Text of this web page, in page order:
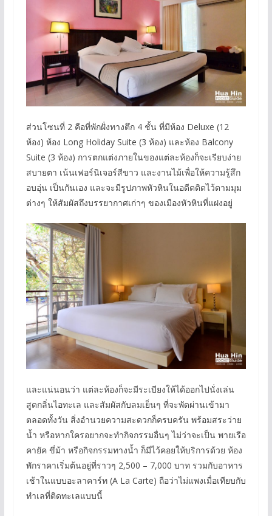
ส่วนโซนที่ 2 คือที่พักฝั่งทางตึก 4 ชั้น ที่มีห้อง Deluxe (12
ห้อง) ห้อง Long Holiday Suite (3 ห้อง) และห้อง Balcony
Suite (3 ห้อง) การตกแต่งภายในของแต่ละห้องก็จะเรียบง่าย
สบายตา เน้นเฟอร์นิเจอร์สีขาว และงานไม้เพื่อให้ความรู้สึก
อบอุ่น เป็นกันเอง และจะมีรูปภาพหัวหินในอดีตติดไว้ตามมุม
ต่างๆ ให้สัมผัสถึงบรรยากาศเก่าๆ ของเมืองหัวหินที่แฝงอยู่
และแน่นอนว่า แต่ละห้องก็จะมีระเบียงให้ได้ออกไปนั่งเล่น
สูดกลิ่นไอทะเล และสัมผัสกับลมเย็นๆ ที่จะพัดผ่านเข้ามา
ตลอดทั้งวัน สิ่งอำนวยความสะดวกก็ครบครัน พร้อมสระว่าย
น้ำ หรือหากใครอยากจะทำกิจกรรมอื่นๆ ไม่ว่าจะเป็น พายเรือ
คายัค ขี่ม้า หรือกิจกรรมทางน้ำ ก็มีไว้คอยให้บริการด้วย ห้อง
พักราคาเริ่มต้นอยู่ที่ราวๆ 2,500 – 7,000 บาท รวมกับอาหาร
เช้าในแบบอะลาคาร์ท (A La Carte) ถือว่าไม่แพงเมื่อเทียบกับ
ทำเลที่ติดทะเลแบบนี้